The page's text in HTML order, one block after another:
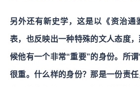
另外还有新史学，这是以《资治通
表，也反映出一种特殊的文人态度
候他有一个非常“重要”的身份。所
很重。什么样的身份？那是一份责